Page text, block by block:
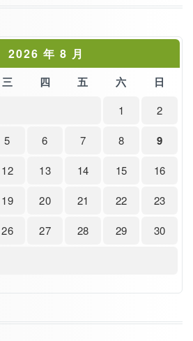
2026 年 8 月
三 四 五 六 日
1 2
5 6 7 8 9
12 13 14 15 16
19 20 21 22 23
26 27 28 29 30